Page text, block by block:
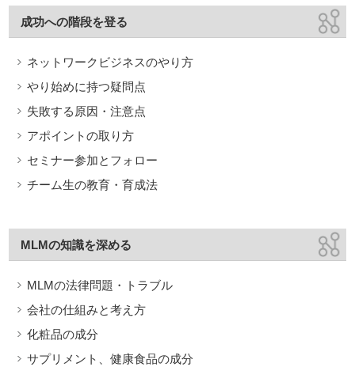
成功への階段を登る
ネットワークビジネスのやり方
やり始めに持つ疑問点
失敗する原因・注意点
アポイントの取り方
セミナー参加とフォロー
チーム生の教育・育成法
MLMの知識を深める
MLMの法律問題・トラブル
会社の仕組みと考え方
化粧品の成分
サプリメント、健康食品の成分